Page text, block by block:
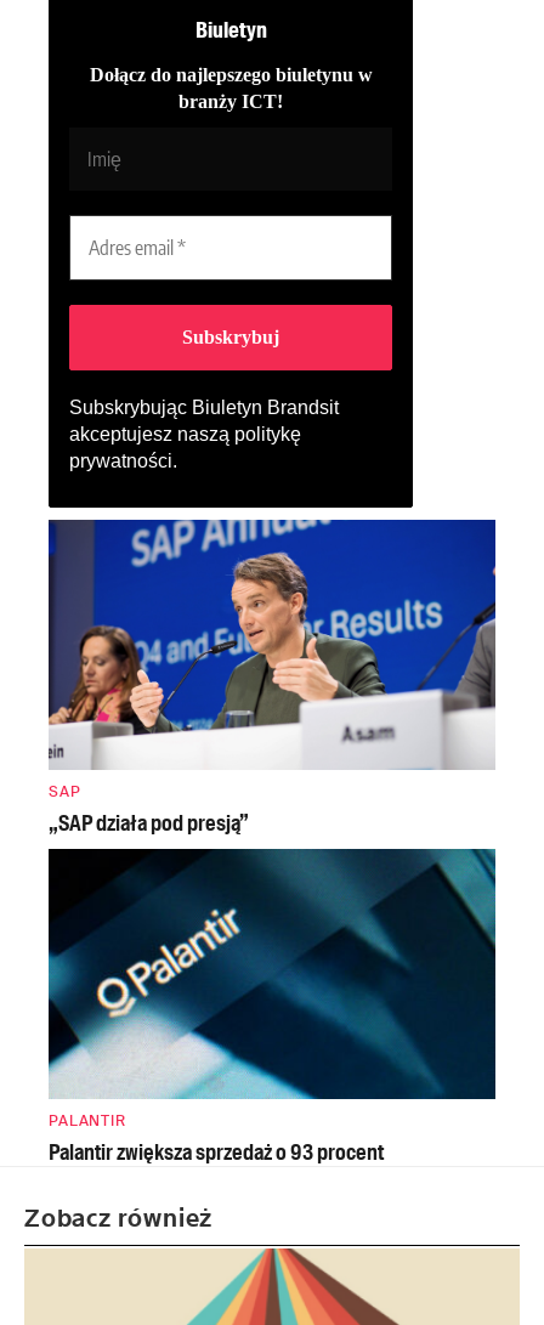
Biuletyn
Dołącz do najlepszego biuletynu w
branży ICT!
Subskrybując Biuletyn Brandsit
akceptujesz naszą politykę
prywatności.
SAP
„SAP działa pod presją”
PALANTIR
Palantir zwiększa sprzedaż o 93 procent
Zobacz również